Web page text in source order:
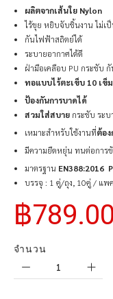
ผลิตจากเส้นใย Nylon
ไร้ขุย หยิบจับชิ้นงาน ไม่เ
กันไฟฟ้าสถิตย์ได้
ระบายอากาศได้ดี
ฝ่ามือเคลือบ PU กระชับ
ทอแบบไร้ตะเข็บ 10 เข็
ป้องกันการบาดได้
สวมใส่สบายกระชับ ระบ
เหมาะสำหรับใช้งานที่ต้อ
มีความยืดหยุ่น ทนต่อการ
มาตรฐาน EN388:2016
บรรจุ : 1 คู่/ถุง, 10คู่ / แพ
฿789.00
จำนวน